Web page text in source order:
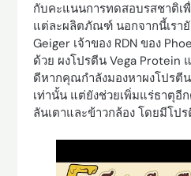
กับคะแนนการทดสอบรสชาติเ
แต่ละผลิตภัณฑ์ นอกจากนี้เรายั
Geiger เจ้าของ RDN ของ
ด้วย ผงโปรตีน Vega Protein
ดีหากคุณกำลังมองหาผงโปรตี
เท่านั้น แต่ยังช่วยเพิ่มแร่ธาตุอี
ลันเตาและข้าวกล้อง โดยมีโป